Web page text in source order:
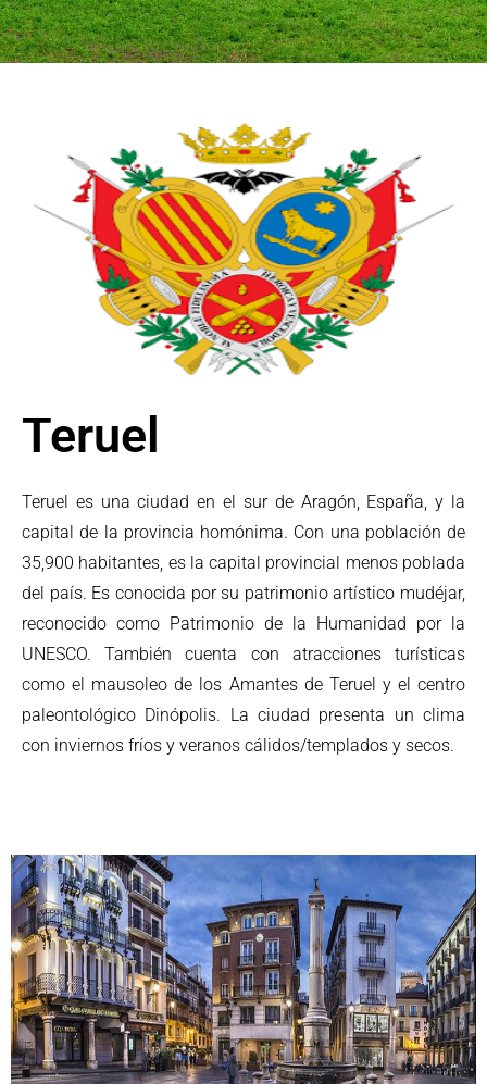
Teruel
Teruel es una ciudad en el sur de Aragón, España, y la
capital de la provincia homónima. Con una población de
35,900 habitantes, es la capital provincial menos poblada
del país. Es conocida por su patrimonio artístico mudéjar,
reconocido como Patrimonio de la Humanidad por la
UNESCO. También cuenta con atracciones turísticas
como el mausoleo de los Amantes de Teruel y el centro
paleontológico Dinópolis. La ciudad presenta un clima
con inviernos fríos y veranos cálidos/templados y secos.